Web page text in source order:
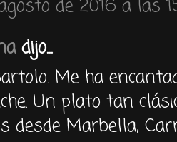
de 2016 a las
dijo...
Me ha
Un plato tan
desde Marbella,